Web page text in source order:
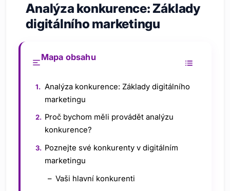
Analýza konkurence: Základy
digitálního marketingu
Mapa obsahu
Analýza konkurence: Základy digitálního
marketingu
Proč bychom měli provádět analýzu
konkurence?
Poznejte své konkurenty v digitálním
marketingu
Vaši hlavní konkurenti